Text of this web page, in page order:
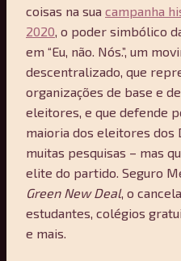
coisas na sua campanha
2020 , o poder simbólico
em “Eu, não. Nós.”, um
descentralizado, que
organizações de base e
eleitores, e que defende
maioria dos eleitores dos
muitas pesquisas – mas
elite do partido. Seguro
Green New Deal, o
estudantes, colégios
e mais.